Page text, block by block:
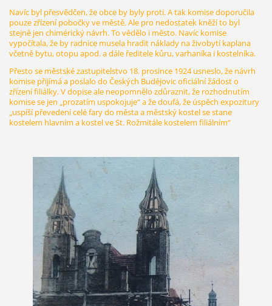
Navíc byl přesvědčen, že obce by byly proti. A tak komise doporučila
pouze zřízení pobočky ve městě. Ale pro nedostatek kněží to byl
stejně jen chimérický návrh. To vědělo i město. Navíc komise
vypočítala, že by radnice musela hradit náklady na živobytí kaplana
včetně bytu, otopu apod. a dále ředitele kůru, varhaníka i kostelníka.
Přesto se městské zastupitelstvo 18. prosince 1924 usneslo, že návrh
komise přijímá a poslalo do Českých Budějovic oficiální žádost o
zřízení filiálky. V dopise ale neopomnělo zdůraznit, že rozhodnutím
komise se jen „prozatím uspokojuje“ a že doufá, že úspěch expozitury
„uspíší převedení celé fary do města a městský kostel se stane
kostelem hlavním a kostel ve St. Rožmitále kostelem filiálním“